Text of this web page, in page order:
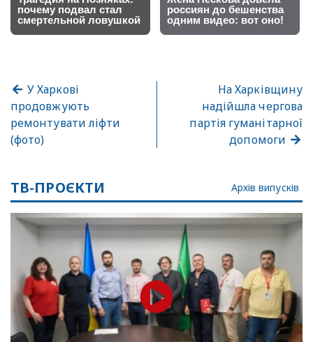
У Харкові
продовжують
ремонтувати ліфти
(фото)
На Харківщину
надійшла чергова
партія гуманітарної
допомоги
ТВ-ПРОЄКТИ Архів випусків